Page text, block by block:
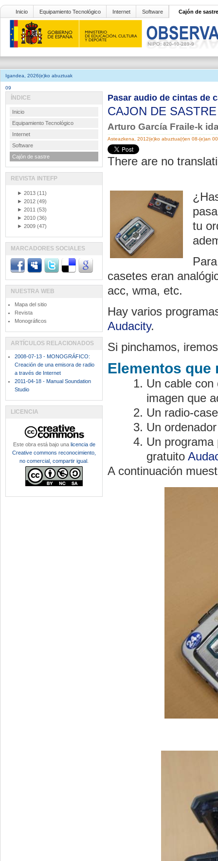
Inicio Equipamiento Tecnológico Internet Software Cajón de sastre
Igandea, 2026(e)ko abuztuak
09
Pasar audio de cintas de
CAJON DE
Arturo García Fraile-k
Asteazkena, 2012(e)ko abuztua(r)en 08-(e)an
There are no
tu
casetes eran
acc, wma, etc.
Hay varios
Audacity.
Si pinchamos,
Elementos que
Un cable
imagen que
Un radio-
Un
Un
gratuito
A continuación
ÍNDICE
Inicio
Equipamiento Tecnológico
Internet
Software
Cajón de sastre
REVISTA INTEFP
► 2013 (11)
► 2012 (49)
► 2011 (53)
► 2010 (36)
► 2009 (47)
MARCADORES SOCIALES
NUESTRA WEB
Mapa del sitio
Revista
Monográficos
ARTÍCULOS RELACIONADOS
2008-07-13 - MONOGRÁFICO:
Creación de una emisora de radio
a través de Internet
2011-04-18 - Manual Soundation
Studio
LICENCIA
Este obra está bajo una licencia de
Creative commons reconocimiento,
no comercial, compartir igual